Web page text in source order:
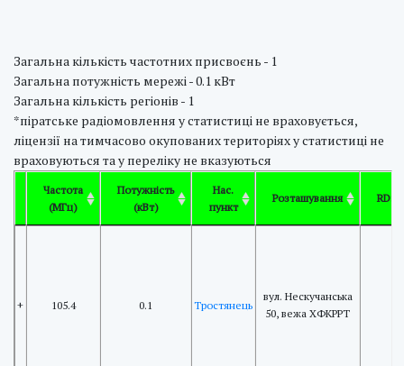
Загальна кількість частотних присвоєнь - 1
Загальна потужність мережі - 0.1 кВт
Загальна кількість регіонів - 1
*піратське радіомовлення у статистиці не враховується,
ліцензії на тимчасово окупованих територіях у статистиці не
враховуються та у переліку не вказуються
Частота
(МГц)
Потужність
(кВт)
Нас.
пункт
Розташування RDS
+ 105.4 0.1 Тростянець
вул. Нескучанська
50, вежа ХФКРРТ